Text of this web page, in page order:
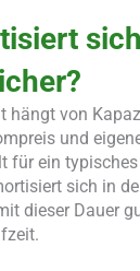
hängt von
und
für ein
sich in
dieser Dauer